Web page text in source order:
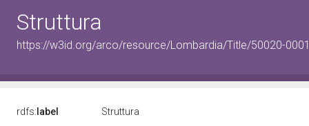
Struttura
https://w3id.org/arco/resource/Lombardia/Title/50020-
rdfs: label Struttura